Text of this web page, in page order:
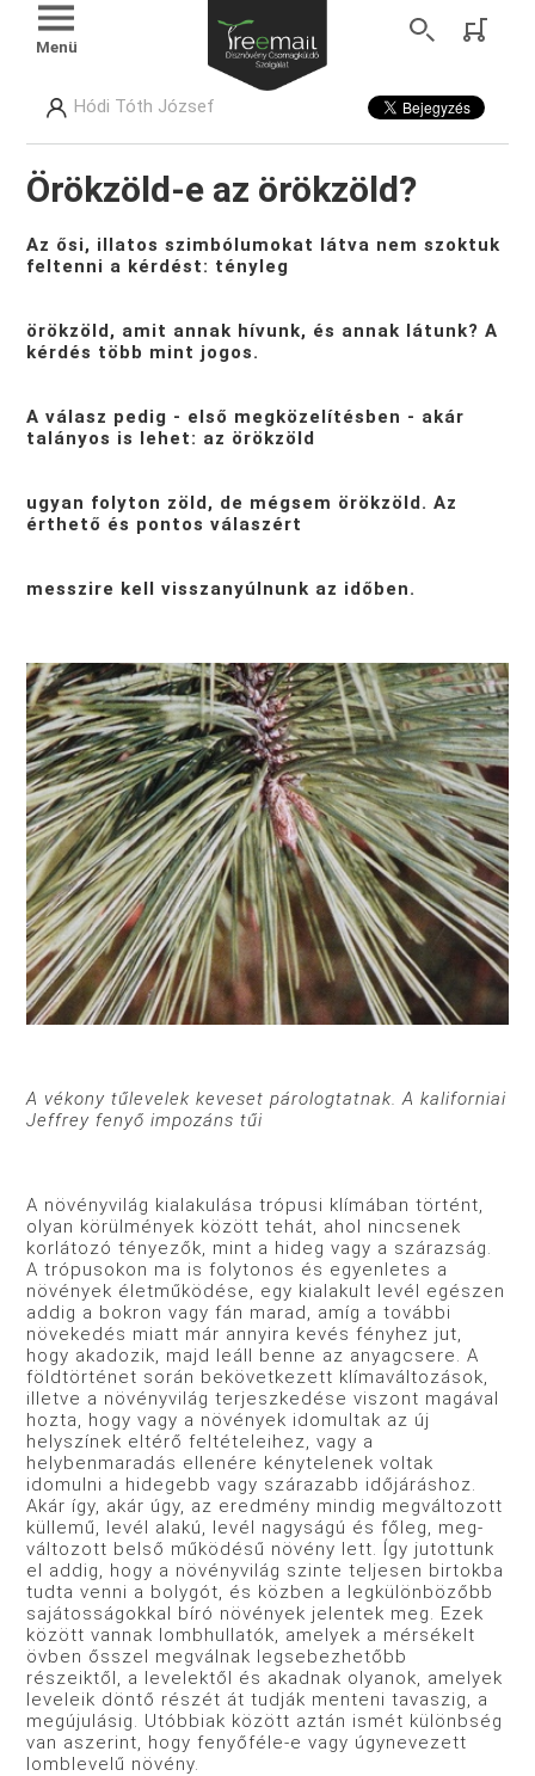
Menü
Hódi Tóth József
Örökzöld-e az örökzöld?
Az ősi, illatos szimbólumokat látva nem szoktuk
feltenni a kérdést: tényleg
örökzöld, amit annak hívunk, és annak látunk? A
kérdés több mint jogos.
A válasz pedig - első megközelítésben - akár
talányos is lehet: az örökzöld
ugyan folyton zöld, de mégsem örökzöld. Az
érthető és pontos válaszért
messzire kell visszanyúlnunk az időben.
A vékony tűlevelek keveset párologtatnak. A kaliforniai
Jeffrey fenyő impozáns tűi
A növényvilág kialakulása trópusi klímában történt,
olyan körülmények között tehát, ahol nincsenek
korlátozó tényezők, mint a hideg vagy a szárazság.
A trópusokon ma is folytonos és egyenletes a
növények életműködése, egy kialakult levél egé­szen
addig a bokron vagy fán marad, amíg a további
növekedés miatt már annyira kevés fényhez jut,
hogy akadozik, majd leáll benne az anyagcsere. A
földtörténet során bekövet­kezett klímaváltozások,
illetve a növényvilág terjeszkedése viszont magával
hozta, hogy vagy a növények idomultak az új
helyszínek eltérő feltételeihez, vagy a
helybenmaradás el­lenére kénytelenek voltak
idomulni a hidegebb vagy szárazabb időjáráshoz.
Akár így, akár úgy, az eredmény mindig megváltozott
küllemű, levél alakú, levél nagyságú és főleg, meg­
változott belső működésű növény lett. Így jutottunk
el addig, hogy a növényvilág szinte telje­sen birtokba
tudta venni a bolygót, és közben a legkülönbözőbb
sajátosságokkal bíró növények jelentek meg. Ezek
között vannak lombhullatók, amelyek a mérsékelt
övben ősszel megválnak legsebezhetőbb
részeiktől, a levelektől és akadnak olyanok, amelyek
leveleik döntő részét át tudják menteni tavaszig, a
megújulásig. Utóbbiak között aztán ismét különbség
van aszerint, hogy fenyőféle-e vagy úgynevezett
lomblevelű növény.